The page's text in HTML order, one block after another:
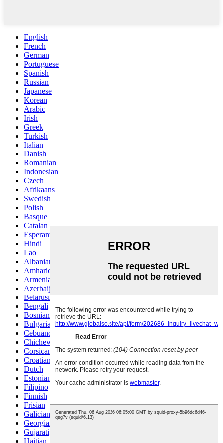
English
French
German
Portuguese
Spanish
Russian
Japanese
Korean
Arabic
Irish
Greek
Turkish
Italian
Danish
Romanian
Indonesian
Czech
Afrikaans
Swedish
Polish
Basque
Catalan
Esperanto
Hindi
Lao
Albanian
Amharic
Armenian
Azerbaijani
Belarusian
Bengali
Bosnian
Bulgarian
Cebuano
Chichewa
Corsican
Croatian
Dutch
Estonian
Filipino
Finnish
Frisian
Galician
Georgian
Gujarati
Haitian